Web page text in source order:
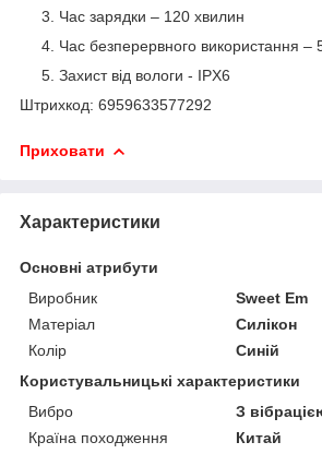
Час зарядки – 120 хвилин
Час безперервного використання –
Захист від вологи - IPX6
Штрихкод: 6959633577292
Приховати
Характеристики
Основні атрибути
Виробник
Sweet Em
Матеріал
Силікон
Колір
Синій
Користувальницькі характеристики
Вибро
З
Країна походження
Китай